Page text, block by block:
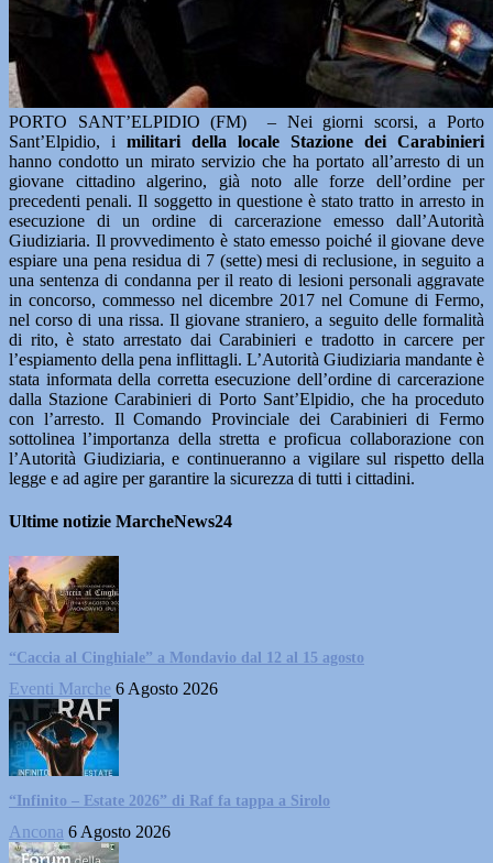
PORTO SANT’ELPIDIO (FM) – Nei giorni scorsi, a Porto
Sant’Elpidio, i militari della locale Stazione dei Carabinieri
hanno condotto un mirato servizio che ha portato all’arresto di un
giovane cittadino algerino, già noto alle forze dell’ordine per
precedenti penali. Il soggetto in questione è stato tratto in arresto in
esecuzione di un ordine di carcerazione emesso dall’Autorità
Giudiziaria. Il provvedimento è stato emesso poiché il giovane deve
espiare una pena residua di 7 (sette) mesi di reclusione, in seguito a
una sentenza di condanna per il reato di lesioni personali aggravate
in concorso, commesso nel dicembre 2017 nel Comune di Fermo,
nel corso di una rissa. Il giovane straniero, a seguito delle formalità
di rito, è stato arrestato dai Carabinieri e tradotto in carcere per
l’espiamento della pena inflittagli. L’Autorità Giudiziaria mandante è
stata informata della corretta esecuzione dell’ordine di carcerazione
dalla Stazione Carabinieri di Porto Sant’Elpidio, che ha proceduto
con l’arresto. Il Comando Provinciale dei Carabinieri di Fermo
sottolinea l’importanza della stretta e proficua collaborazione con
l’Autorità Giudiziaria, e continueranno a vigilare sul rispetto della
legge e ad agire per garantire la sicurezza di tutti i cittadini.
Ultime notizie MarcheNews24
“Caccia al Cinghiale” a Mondavio dal 12 al 15 agosto
Eventi Marche 6 Agosto 2026
“Infinito – Estate 2026” di Raf fa tappa a Sirolo
Ancona 6 Agosto 2026